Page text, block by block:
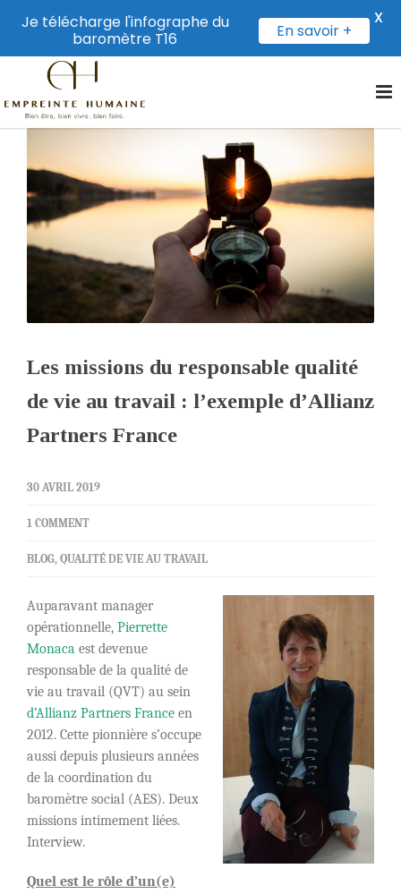
Les missions du responsable qualité
de vie au travail : l’exemple d’Allianz
Partners France
30 AVRIL 2019
1 COMMENT
BLOG, QUALITÉ DE VIE AU TRAVAIL
Auparavant manager
opérationnelle, Pierrette
Monaca est devenue
responsable de la qualité de
vie au travail (QVT) au sein
d’Allianz Partners France en
2012. Cette pionnière s’occupe
aussi depuis plusieurs années
de la coordination du
baromètre social (AES). Deux
missions intimement liées.
Interview.
Quel est le rôle d’un(e)
Je télécharge l'infographe du
baromètre T16
En savoir +
X